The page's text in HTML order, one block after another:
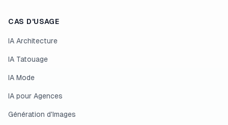
CAS D'USAGE
IA Architecture
IA Tatouage
IA Mode
IA pour Agences
Génération d'Images